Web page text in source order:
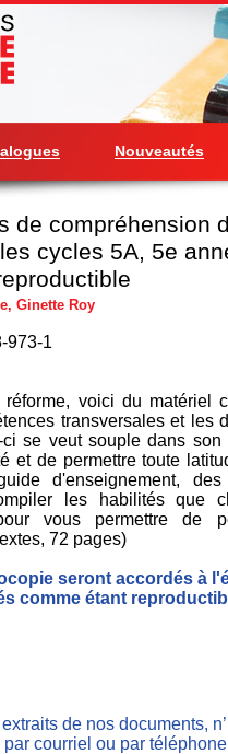
Nouveautés
de compréhension
cycles 5A, 5e
Ginette Roy
973-1
voici du matériel
transversales et les
se veut souple dans
et de permettre toute
d'enseignement,
les habilités que
vous permettre de
72 pages)
seront accordés à
comme étant
de nos documents,
courriel ou par